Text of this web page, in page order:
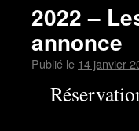
2022 –
annonce
Publié le 14 janvier